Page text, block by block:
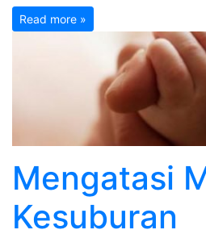
Read more »
Mengatasi
Kesuburan